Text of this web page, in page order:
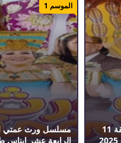
مسلسل ورث عمتي الحلقة 11
الرابعة عشر إيناس
الموسم 1